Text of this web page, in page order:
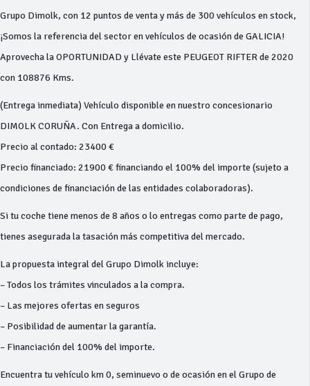
Grupo Dimolk, con 12 puntos de venta y más de 300 vehículos en stock,
¡Somos la referencia del sector en vehículos de ocasión de GALICIA!
Aprovecha la OPORTUNIDAD y Llévate este PEUGEOT RIFTER de 2020
con 108876 Kms.
(Entrega inmediata) Vehículo disponible en nuestro concesionario
DIMOLK CORUÑA. Con Entrega a domicilio.
Precio al contado: 23400 €
Precio financiado: 21900 € financiando el 100% del importe (sujeto a
condiciones de financiación de las entidades colaboradoras).
Si tu coche tiene menos de 8 años o lo entregas como parte de pago,
tienes asegurada la tasación más competitiva del mercado.
La propuesta integral del Grupo Dimolk incluye:
– Todos los trámites vinculados a la compra.
– Las mejores ofertas en seguros
– Posibilidad de aumentar la garantía.
– Financiación del 100% del importe.
Encuentra tu vehículo km 0, seminuevo o de ocasión en el Grupo de